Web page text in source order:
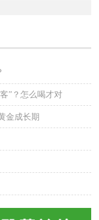
”？怎么喝才对
金成长期